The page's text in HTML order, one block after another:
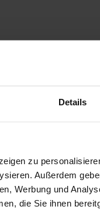
Details
zu
Außerdem
Werbung und
die Sie ihnen